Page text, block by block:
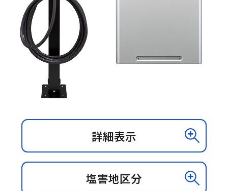
詳細表示
塩害地区分